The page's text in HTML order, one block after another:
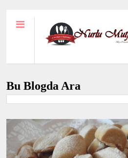
Bu Blogda Ara